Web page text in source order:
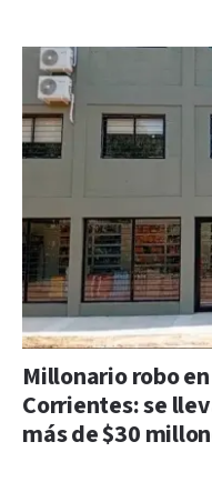
Millonario robo
Corrientes: se
más de $30